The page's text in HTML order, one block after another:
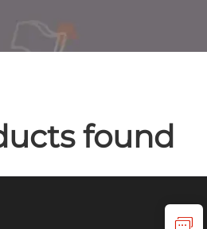
found